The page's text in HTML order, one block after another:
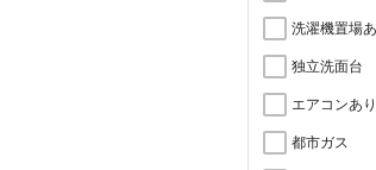
洗濯機置場
独立洗面台
エアコンあり
都市ガス